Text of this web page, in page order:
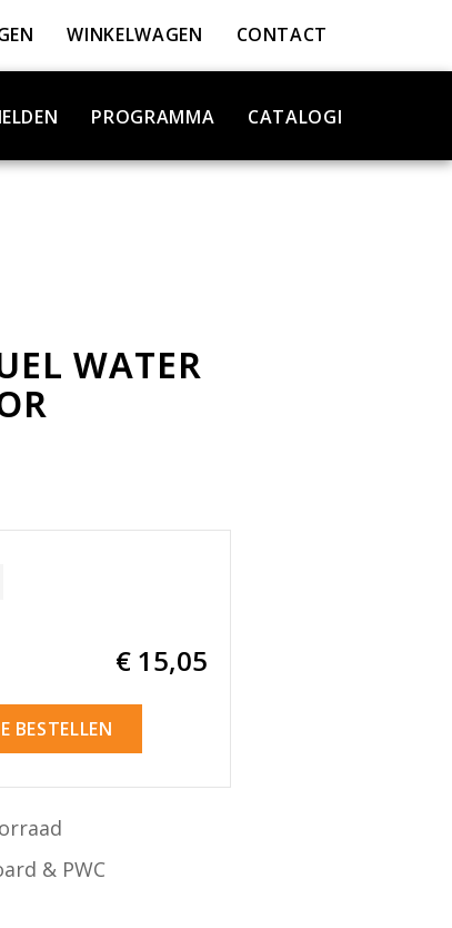
WINKELWAGEN CONTACT
PROGRAMMA CATALOGI
WATER
€ 15,05
BESTELLEN
& PWC